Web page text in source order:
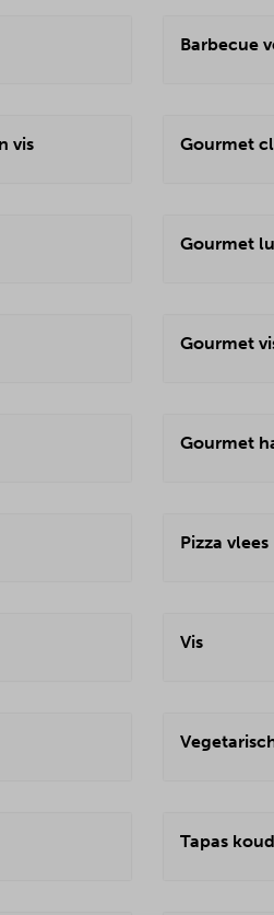
Barbecue
vis Gourmet
Gourmet
Gourmet
Gourmet
Pizza vlees
Vis
Tapas koud